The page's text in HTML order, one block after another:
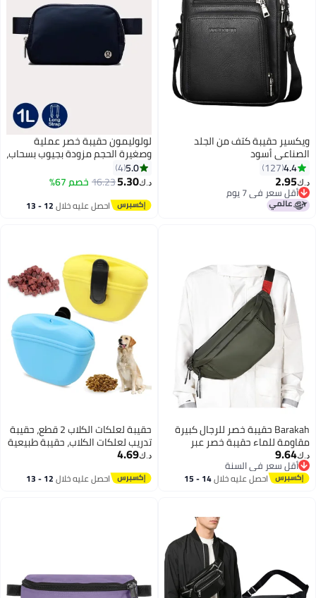
ويكسير حقيبة كتف من الجلد
الصناعي أسود
4.4
127
د.ك‏2.95
أقل سعر في 7 يوم
أقل سعر في 7 يوم
6
لولوليمون حقيبة خصر عملية
وصغيرة الحجم مزودة بجيوب بسحاب،
وجيب خارجي سهل الوصول، وجيب
داخلي للأغراض الأساسية للتخزين
أثناء التنقل، لون أزرق داكن
5.0
4
د.ك‏5.30
16.23خصم 67%
احصل عليه خلال 12 - 13
Barakah حقيبة خصر للرجال كبيرة
مقاومة للماء حقيبة خصر عبر
الجسم أحزمة قابلة للتعديل حقيبة
رياضية خفيفة الوزن ممتازة للتمارين
الرياضية والسفر والعمل والتنقل
د.ك‏9.64
أقل سعر في السنة
أقل سعر في السنة
احصل عليه خلال 14 - 15
حقيبة لعلكات الكلاب 2 قطع، حقيبة
تدريب لعلكات الكلاب، حقيبة طبيعية
مقصلة/حقيبة مغناطيسية ل
прогул الكلاب (أصفر وأزرق)
د.ك‏4.69
احصل عليه خلال 12 - 13